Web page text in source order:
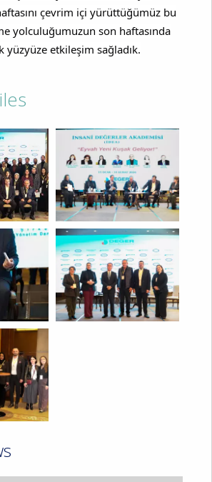
çevrim içi yürüttüğümüz bu
yolculuğumuzun son haftasında
yüzyüze etkileşim sağladık.